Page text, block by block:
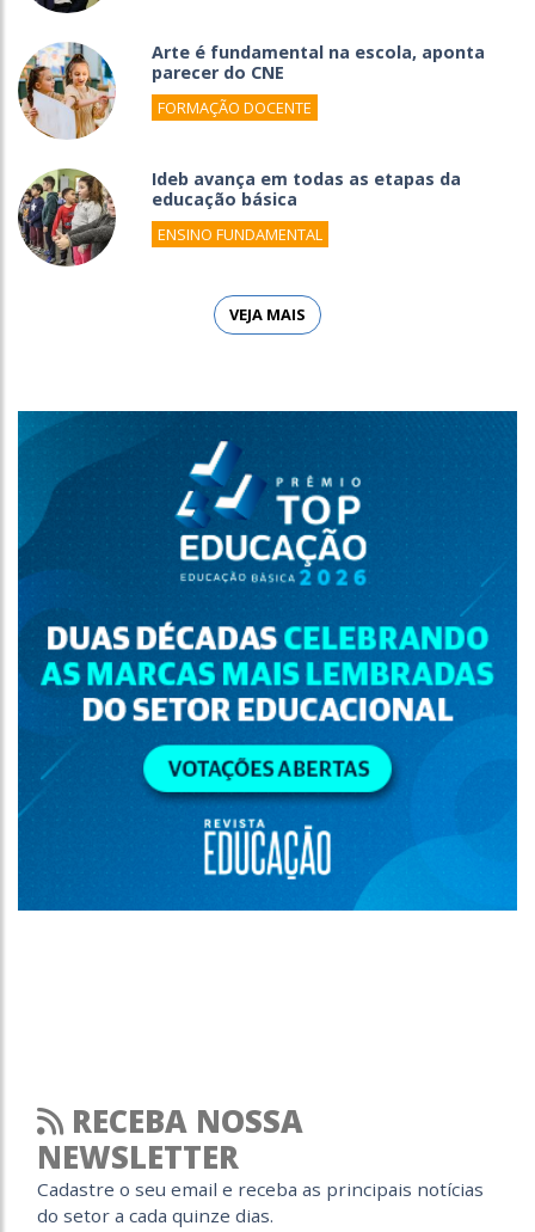
Arte é fundamental na escola, aponta
parecer do CNE
FORMAÇÃO DOCENTE
Ideb avança em todas as etapas da
educação básica
ENSINO FUNDAMENTAL
VEJA MAIS
RECEBA NOSSA
NEWSLETTER
Cadastre o seu email e receba as principais notícias
do setor a cada quinze dias.